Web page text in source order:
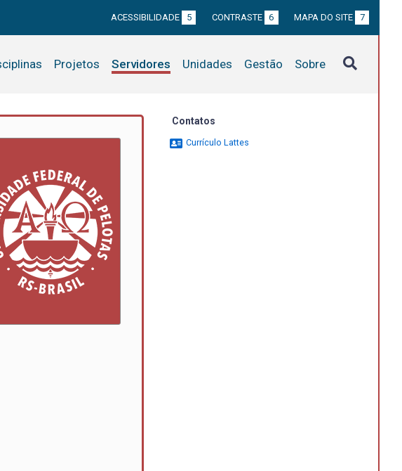
ACESSIBILIDADE 5 CONTRASTE 6 MAPA DO SITE 7
Projetos Servidores Unidades Gestão Sobre
Contatos
Currículo Lattes